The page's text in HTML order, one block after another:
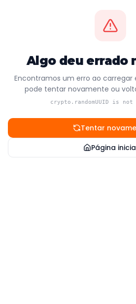
Algo deu errado
Encontramos um erro ao carregar
pode tentar novamente ou
crypto.randomUUID is
Tentar
Página